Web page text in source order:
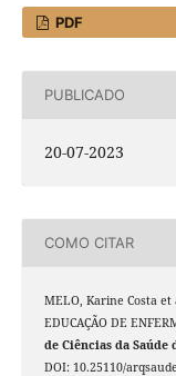
PDF
PUBLICADO
20-07-2023
COMO CITAR
MELO, Karine Costa et
EDUCAÇÃO DE
de Ciências da Saúde
DOI: 10.25110/